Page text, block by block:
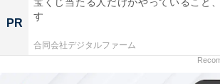
PR
宝くじ当たる人だけがやっていること
す
合同会社デジタルファーム